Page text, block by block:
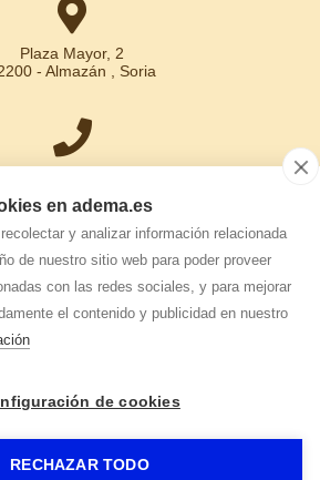
en adema.es
y analizar información relacionada
de nuestro sitio web para poder proveer
con las redes sociales, y para mejorar
el contenido y publicidad en nuestro
de cookies
RECHAZAR TODO
Plaza Mayor, 2
- Almazán , Soria
adema.es
de privacidad-Política de cookies